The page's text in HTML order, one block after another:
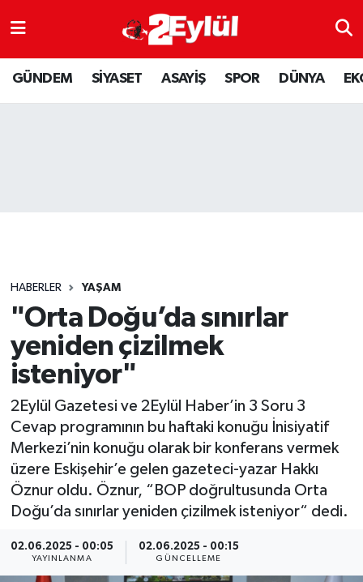
GÜNDEM SİYASET ASAYİŞ SPOR DÜNYA
HABERLER YAŞAM
"Orta Doğu’da sınırlar
yeniden çizilmek
isteniyor"
2Eylül Gazetesi ve 2Eylül Haber’in 3 Soru 3
Cevap programının bu haftaki konuğu İnisiyatif
Merkezi’nin konuğu olarak bir konferans vermek
üzere Eskişehir’e gelen gazeteci-yazar Hakkı
Öznur oldu. Öznur, “BOP doğrultusunda Orta
Doğu’da sınırlar yeniden çizilmek isteniyor“ dedi.
02.06.2025 - 00:05
YAYINLANMA
02.06.2025 - 00:15
GÜNCELLEME
ASAYİŞ
DÜNYA
SPOR
YAŞAM
Nöbetçi Eczaneler
Hava Durumu
Son Dakika Haberleri
Haber Arşivi